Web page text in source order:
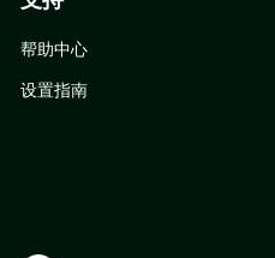
帮助中心
设置指南